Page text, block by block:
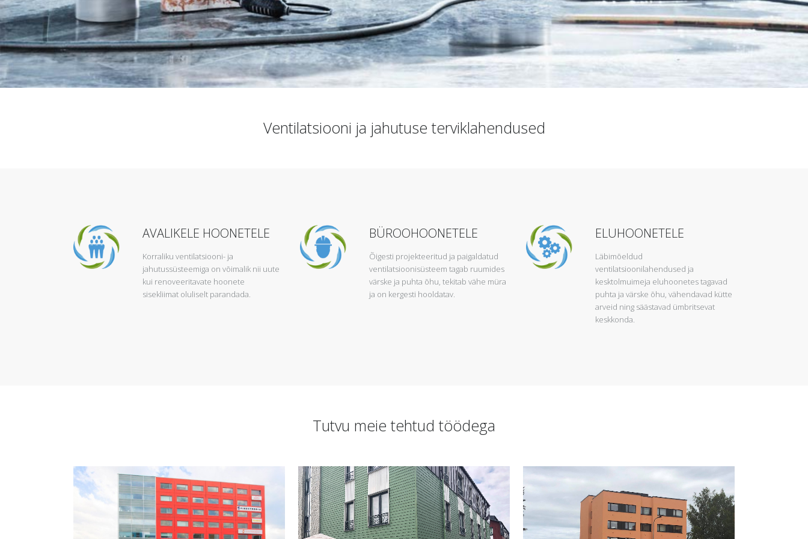
Ventilatsiooni ja jahutuse terviklahendused
AVALIKELE HOONETELE
Korraliku ventilatsiooni- ja
jahutussüsteemiga on võimalik nii uute
kui renoveeritavate hoonete
sisekliimat oluliselt parandada.
BÜROOHOONETELE
Õigesti projekteeritud ja paigaldatud
ventilatsioonisüsteem tagab ruumides
värske ja puhta õhu, tekitab vähe müra
ja on kergesti hooldatav.
ELUHOONETELE
Läbimõeldud
ventilatsioonilahendused ja
kesktolmuimeja eluhoonetes tagavad
puhta ja värske õhu, vähendavad kütte
arveid ning säästavad ümbritsevat
keskkonda.
Tutvu meie tehtud töödega
Vaata Pilti Vaata Projekti Vaata Pilti Vaata Projekti